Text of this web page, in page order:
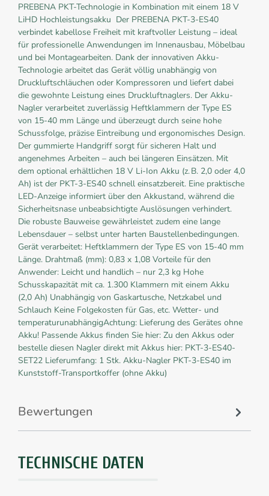
PREBENA PKT-Technologie in Kombination mit einem 18 V
LiHD Hochleistungsakku Der PREBENA PKT-3-ES40
verbindet kabellose Freiheit mit kraftvoller Leistung – ideal
für professionelle Anwendungen im Innenausbau, Möbelbau
und bei Montagearbeiten. Dank der innovativen Akku-
Technologie arbeitet das Gerät völlig unabhängig von
Druckluftschläuchen oder Kompressoren und liefert dabei
die gewohnte Leistung eines Druckluftnaglers. Der Akku-
Nagler verarbeitet zuverlässig Heftklammern der Type ES
von 15-40 mm Länge und überzeugt durch seine hohe
Schussfolge, präzise Eintreibung und ergonomisches Design.
Der gummierte Handgriff sorgt für sicheren Halt und
angenehmes Arbeiten – auch bei längeren Einsätzen. Mit
dem optional erhältlichen 18 V Li-Ion Akku (z. B. 2,0 oder 4,0
Ah) ist der PKT-3-ES40 schnell einsatzbereit. Eine praktische
LED-Anzeige informiert über den Akkustand, während die
Sicherheitsnase unbeabsichtigte Auslösungen verhindert.
Die robuste Bauweise gewährleistet zudem eine lange
Lebensdauer – selbst unter harten Baustellenbedingungen.
Gerät verarbeitet: Heftklammern der Type ES von 15-40 mm
Länge. Drahtmaß (mm): 0,83 x 1,08 Vorteile für den
Anwender: Leicht und handlich – nur 2,3 kg Hohe
Schusskapazität mit ca. 1.300 Klammern mit einem Akku
(2,0 Ah) Unabhängig von Gaskartusche, Netzkabel und
Schlauch Keine Folgekosten für Gas, etc. Wetter- und
temperaturunabhängigAchtung: Lieferung des Gerätes ohne
Akku! Passende Akkus finden Sie hier: Zu den Akkus oder
bestelle diesen Nagler direkt mit Akkus hier: PKT-3-ES40-
SET22 Lieferumfang: 1 Stk. Akku-Nagler PKT-3-ES40 im
Kunststoff-Transportkoffer (ohne Akku)
Bewertungen
TECHNISCHE DATEN